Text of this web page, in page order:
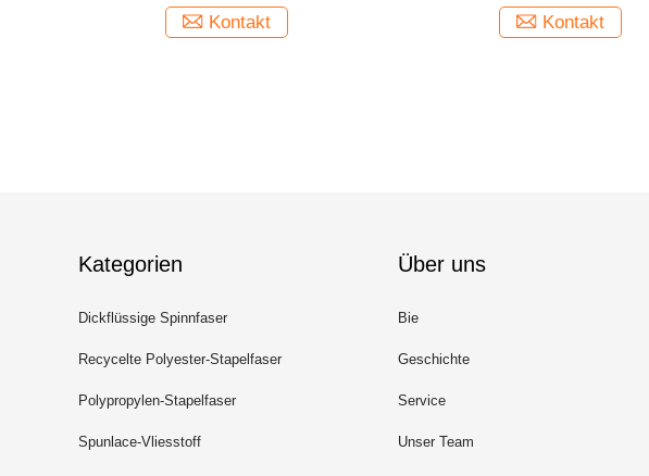
Kontakt Kontakt
Kategorien
Dickflüssige Spinnfaser
Recycelte Polyester-Stapelfaser
Polypropylen-Stapelfaser
Spunlace-Vliesstoff
Über uns
Bie
Geschichte
Service
Unser Team